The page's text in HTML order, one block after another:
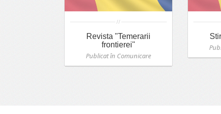
//
Revista "Temerarii
frontierei"
Publicat în Comunicare